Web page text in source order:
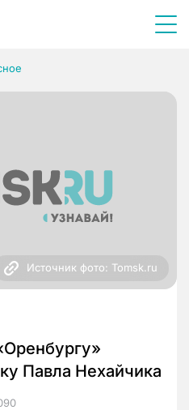
Источник фото: Tomsk.ru
Павла Нехайчика